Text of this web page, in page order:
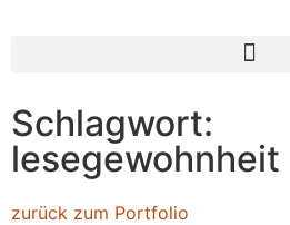
Schlagwort:
lesegewohnheit
zurück zum Portfolio